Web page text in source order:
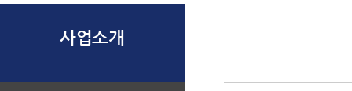
사업소개